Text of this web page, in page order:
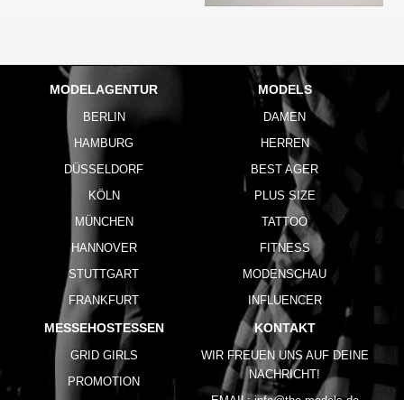
MODELAGENTUR
BERLIN
HAMBURG
DÜSSELDORF
KÖLN
MÜNCHEN
HANNOVER
STUTTGART
FRANKFURT
MODELS
DAMEN
HERREN
BEST AGER
PLUS SIZE
TATTOO
FITNESS
MODENSCHAU
INFLUENCER
MESSEHOSTESSEN
GRID GIRLS
PROMOTION
KONTAKT
WIR FREUEN UNS AUF DEINE
NACHRICHT!